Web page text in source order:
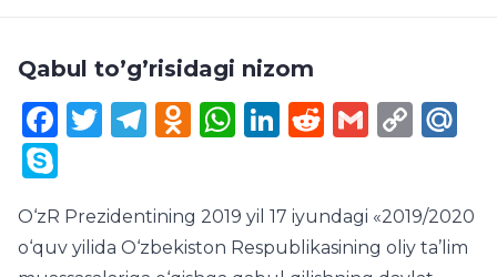
Qabul to’g’risidagi nizom
Facebook
Twitter
Telegram
Odnoklassniki
WhatsApp
LinkedIn
Reddit
Gmail
O‘zR Prezidentining 2019 yil 17 iyundagi «2019/2020
o‘quv yilida O‘zbekiston Respublikasining oliy ta’lim